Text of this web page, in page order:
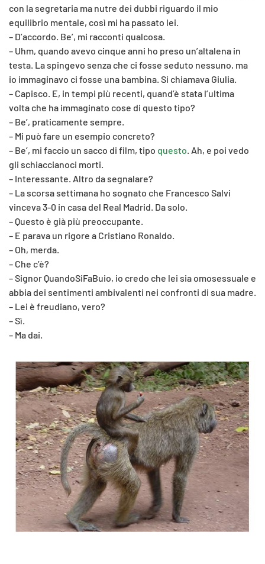
con la segretaria ma nutre dei dubbi riguardo il mio
equilibrio mentale, così mi ha passato lei.
– D’accordo. Be’, mi racconti qualcosa.
– Uhm, quando avevo cinque anni ho preso un’altalena in
testa. La spingevo senza che ci fosse seduto nessuno, ma
io immaginavo ci fosse una bambina. Si chiamava Giulia.
– Capisco. E, in tempi più recenti, quand’è stata l’ultima
volta che ha immaginato cose di questo tipo?
– Be’, praticamente sempre.
– Mi può fare un esempio concreto?
– Be’, mi faccio un sacco di film, tipo questo. Ah, e poi vedo
gli schiaccianoci morti.
– Interessante. Altro da segnalare?
– La scorsa settimana ho sognato che Francesco Salvi
vinceva 3-0 in casa del Real Madrid. Da solo.
– Questo è già più preoccupante.
– E parava un rigore a Cristiano Ronaldo.
– Oh, merda.
– Che c’è?
– Signor QuandoSiFaBuio, io credo che lei sia omosessuale e
abbia dei sentimenti ambivalenti nei confronti di sua madre.
– Lei è freudiano, vero?
– Sì.
– Ma dai.